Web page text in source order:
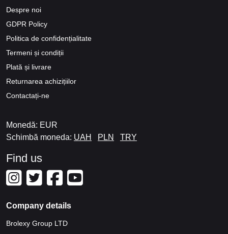
Despre noi
GDPR Policy
Politica de confidențialitate
Termeni și condiții
Plată și livrare
Returnarea achizițiilor
Contactați-ne
Monedă: EUR
Schimbă moneda: UAH PLN TRY
Find us
Company details
Brolexy Group LTD